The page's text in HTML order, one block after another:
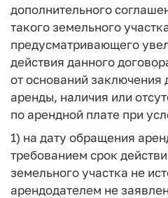
дополнительного
такого земельного
предусматривающего
действия данного
от оснований заключения
аренды, наличия или
по арендной плате при
1) на дату обращения
требованием срок
земельного участка не
арендодателем не